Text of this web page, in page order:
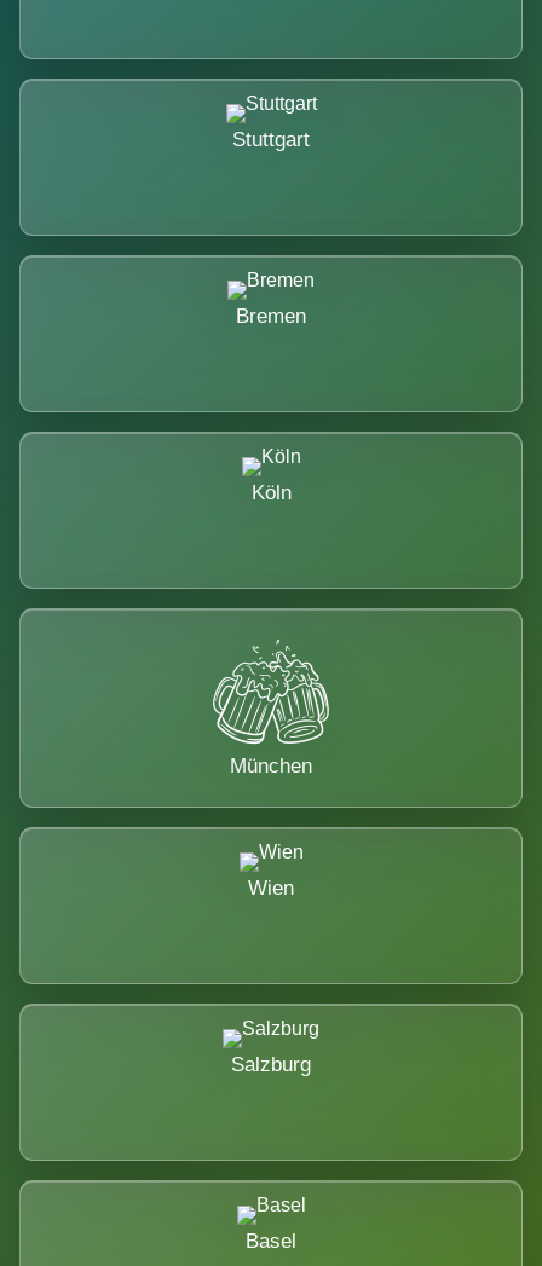
Stuttgart
Bremen
Köln
München
Wien
Salzburg
Basel